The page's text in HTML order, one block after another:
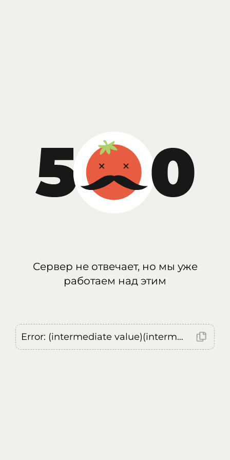
Сервер не отвечает, но мы уже
работаем над этим
Error: (intermediate value)(intermediate value)(intermediate value).replaceAll is not a function